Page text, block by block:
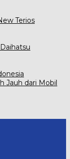
Terios
Jauh dari Mobil